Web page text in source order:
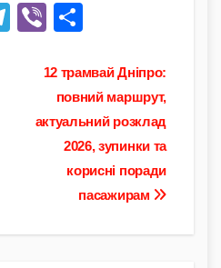
T
Vi
er ді
л
и
т
и
12 трамвай Дніпро:
повний маршрут,
актуальний розклад
2026, зупинки та
корисні поради
пасажирам